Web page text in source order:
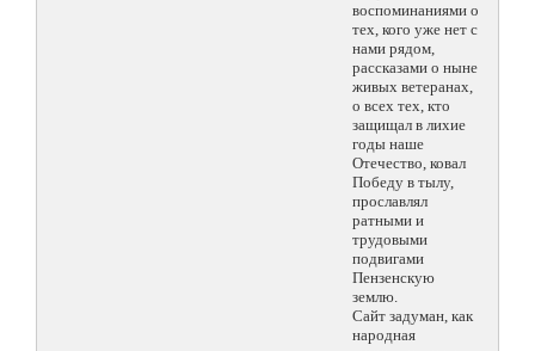
воспоминаниями о
тех, кого уже нет с
нами рядом,
рассказами о ныне
живых ветеранах,
о всех тех, кто
защищал в лихие
годы наше
Отечество, ковал
Победу в тылу,
прославлял
ратными и
трудовыми
подвигами
Пензенскую
землю.
Сайт задуман, как
народная